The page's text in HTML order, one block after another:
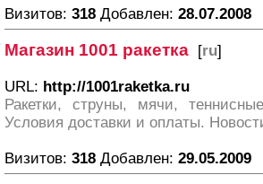
Визитов: 318 Добавлен: 28.07.2008
Магазин 1001 ракетка [ru]
URL: http://1001raketka.ru
Ракетки, струны, мячи,
Условия доставки и оплаты.
Визитов: 318 Добавлен: 29.05.2009